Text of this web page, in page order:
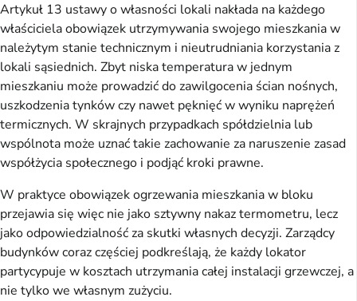
Artykuł 13 ustawy o własności lokali nakłada na każdego
właściciela obowiązek utrzymywania swojego mieszkania w
należytym stanie technicznym i nieutrudniania korzystania z
lokali sąsiednich. Zbyt niska temperatura w jednym
mieszkaniu może prowadzić do zawilgocenia ścian nośnych,
uszkodzenia tynków czy nawet pęknięć w wyniku naprężeń
termicznych. W skrajnych przypadkach spółdzielnia lub
wspólnota może uznać takie zachowanie za naruszenie zasad
współżycia społecznego i podjąć kroki prawne.
W praktyce obowiązek ogrzewania mieszkania w bloku
przejawia się więc nie jako sztywny nakaz termometru, lecz
jako odpowiedzialność za skutki własnych decyzji. Zarządcy
budynków coraz częściej podkreślają, że każdy lokator
partycypuje w kosztach utrzymania całej instalacji grzewczej, a
nie tylko we własnym zużyciu.